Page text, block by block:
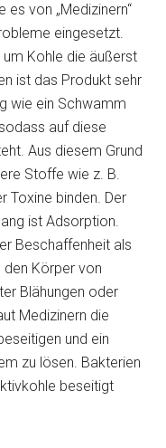
es von „Medizinern“
eingesetzt.
Kohle die äußerst
ist das Produkt sehr
wie ein Schwamm
auf diese
Aus diesem Grund
Stoffe wie z. B.
Toxine binden. Der
ist Adsorption.
Beschaffenheit als
den Körper von
Blähungen oder
Medizinern die
und ein
zu lösen. Bakterien
beseitigt